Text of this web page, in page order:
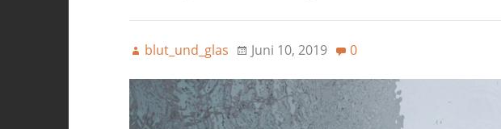
blut_und_glas Juni 10, 2019 0